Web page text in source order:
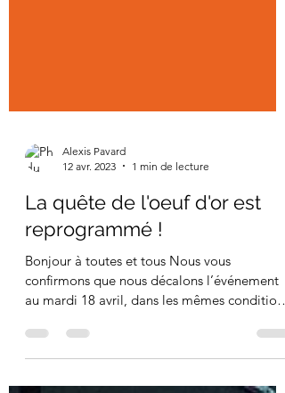
12 avr. 2023
1 min de lecture
La quête de l'oeuf d'or est
reprogrammé !
Bonjour à toutes et tous Nous vous
au mardi 18 avril, dans les mêmes conditions
pour raison de...